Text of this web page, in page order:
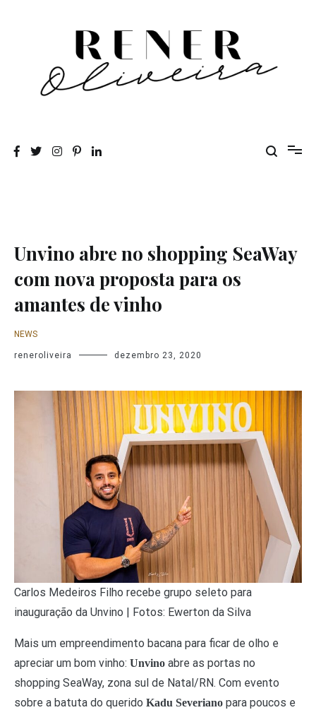
Unvino abre no shopping SeaWay
com nova proposta para os
amantes de vinho
NEWS
reneroliveira dezembro 23, 2020
Carlos Medeiros Filho recebe grupo seleto para
inauguração da Unvino | Fotos: Ewerton da Silva
Mais um empreendimento bacana para ficar de olho e
apreciar um bom vinho: Unvino abre as portas no
shopping SeaWay, zona sul de Natal/RN. Com evento
sobre a batuta do querido Kadu Severiano para poucos e